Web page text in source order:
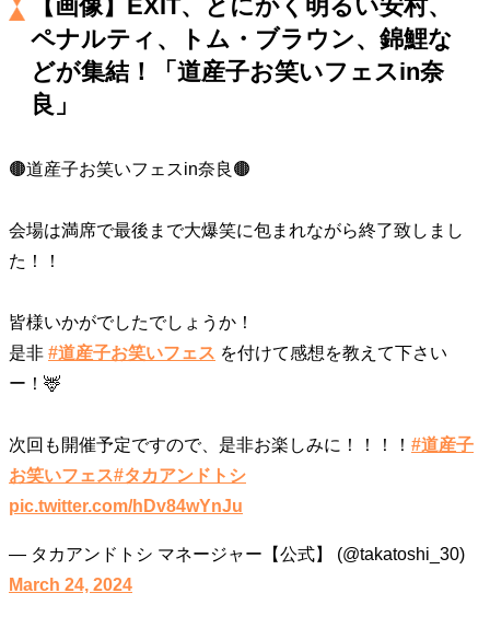
夢を掴む選択
経営・ビジネス
トップが描く未来
マインドセット
ライフスタイル・生き方
パートナーとの歩み方
親になるということ
病が教えてくれたこと
移住という選択
熱狂できるもの
一生モノの愛用品
70代のグランドデザイン
【画像】EXIT、とにかく明るい安村、
ペナルティ、トム・ブラウン、錦鯉な
どが集結！「道産子お笑いフェスin奈
良」
🟤道産子お笑いフェスin奈良🟤
会場は満席で最後まで大爆笑に包まれながら終了致しまし
た！！
皆様いかがでしたでしょうか！
是非 #道産子お笑いフェス を付けて感想を教えて下さい
ー！🦌
次回も開催予定ですので、是非お楽しみに！！！！ #道産子
お笑いフェス#タカアンドトシ
pic.twitter.com/hDv84wYnJu
— タカアンドトシ マネージャー【公式】 (@takatoshi_30)
March 24, 2024